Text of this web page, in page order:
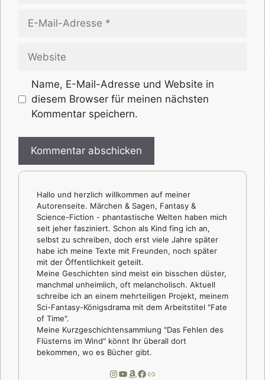
Website
Name, E-Mail-Adresse und Website in
diesem Browser für meinen nächsten
Kommentar speichern.
Hallo und herzlich willkommen auf meiner
Autorenseite. Märchen & Sagen, Fantasy &
Science-Fiction - phantastische Welten haben mich
seit jeher fasziniert. Schon als Kind fing ich an,
selbst zu schreiben, doch erst viele Jahre später
habe ich meine Texte mit Freunden, noch später
mit der Öffentlichkeit geteilt.
Meine Geschichten sind meist ein bisschen düster,
manchmal unheimlich, oft melancholisch. Aktuell
schreibe ich an einem mehrteiligen Projekt, meinem
Sci-Fantasy-Königsdrama mit dem Arbeitstitel "Fate
of Time".
Meine Kurzgeschichtensammlung "Das Fehlen des
Flüsterns im Wind" könnt Ihr überall dort
bekommen, wo es Bücher gibt.
Instagram
YouTube
Amazon
Facebook
Link